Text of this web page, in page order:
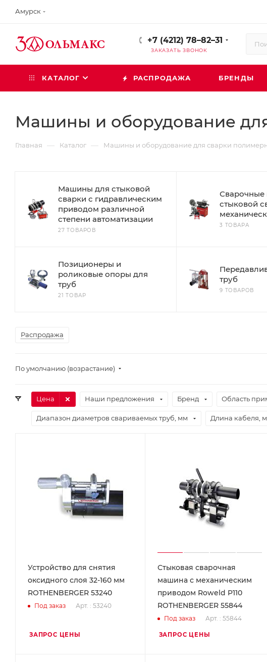
Амурск
+7 (4212) 78–82–31
ЗАКАЗАТЬ ЗВОНОК
КАТАЛОГ РАСПРОДАЖА БРЕНДЫ
Машины и оборудование
Главная — Каталог — Машины и оборудование для сварки
Машины для стыковой
сварки с гидравлическим
приводом различной
степени автоматизации
27 ТОВАРОВ
стыковой
3 ТОВАРА
Позиционеры и
роликовые опоры для
труб
21 ТОВАР
труб
9 ТОВАРОВ
Распродажа
По умолчанию (возрастание)
Цена Наши предложения Бренд Область
Диапазон диаметров свариваемых труб, мм Длина кабеля, м
Устройство для снятия
оксидного слоя 32-160 мм
ROTHENBERGER 53240
Под заказ Арт. : 53240
ЗАПРОС ЦЕНЫ
Стыковая сварочная
машина с механическим
приводом Roweld P110
ROTHENBERGER 55844
Под заказ Арт. : 55844
ЗАПРОС ЦЕНЫ